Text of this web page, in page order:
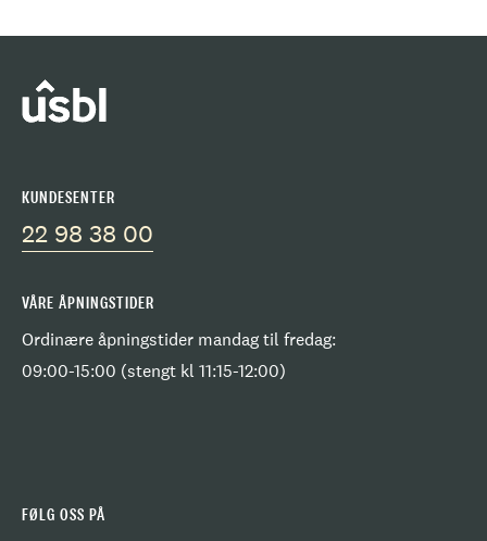
KUNDESENTER
22 98 38 00
VÅRE ÅPNINGSTIDER
Ordinære åpningstider mandag til fredag:
09:00-15:00 (stengt kl 11:15-12:00)
FØLG OSS PÅ